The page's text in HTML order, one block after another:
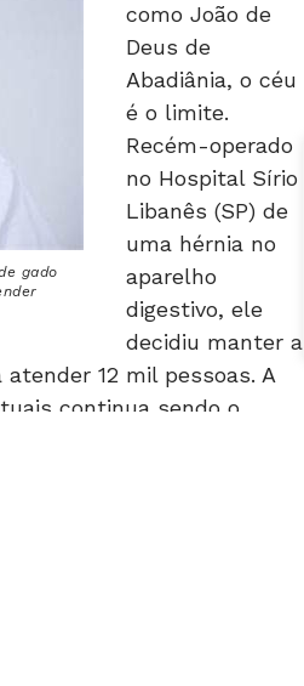
gado
como João de
Deus de
Abadiânia, o céu
é o limite.
Recém-operado
no Hospital Sírio
Libanês (SP) de
uma hérnia no
aparelho
digestivo, ele
decidiu manter a
12 mil pessoas. A
continua sendo o